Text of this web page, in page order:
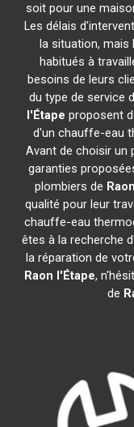
soit pour une
Les délais
la situation, mais
habitués à
besoins de leurs
du type de service
l'Étape proposent
d'un chauffe-eau
Avant de choisir un
garanties
plombiers de
qualité pour leur
chauffe-eau
êtes à la recherche
la réparation de
Raon l'Étape,
de